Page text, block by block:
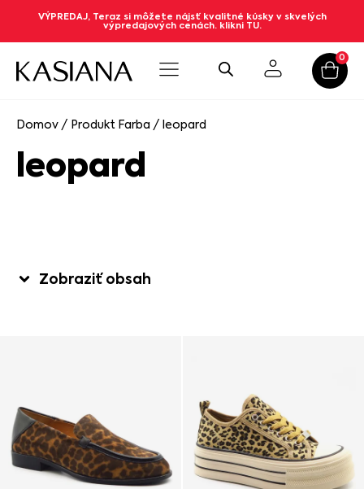
VÝPREDAJ, Teraz si môžete nájsť kvalitné kúsky v skvelých
výpredajových cenách. klikni TU.
0
Domov / Produkt Farba / leopard
leopard
Zobraziť obsah